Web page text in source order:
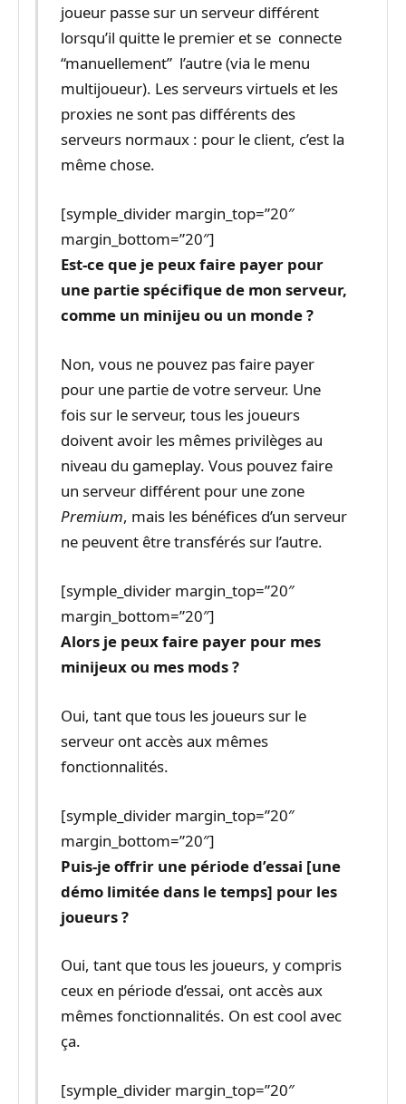
joueur passe sur un serveur différent
lorsqu’il quitte le premier et se connecte
“manuellement” l’autre (via le menu
multijoueur). Les serveurs virtuels et les
proxies ne sont pas différents des
serveurs normaux : pour le client, c’est la
même chose.
[symple_divider margin_top=”20″
margin_bottom=”20″]
Est-ce que je peux faire payer pour
une partie spécifique de mon serveur,
comme un minijeu ou un monde ?
Non, vous ne pouvez pas faire payer
pour une partie de votre serveur. Une
fois sur le serveur, tous les joueurs
doivent avoir les mêmes privilèges au
niveau du gameplay. Vous pouvez faire
un serveur différent pour une zone
Premium, mais les bénéfices d’un serveur
ne peuvent être transférés sur l’autre.
[symple_divider margin_top=”20″
margin_bottom=”20″]
Alors je peux faire payer pour mes
minijeux ou mes mods ?
Oui, tant que tous les joueurs sur le
serveur ont accès aux mêmes
fonctionnalités.
[symple_divider margin_top=”20″
margin_bottom=”20″]
Puis-je offrir une période d’essai [une
démo limitée dans le temps] pour les
joueurs ?
Oui, tant que tous les joueurs, y compris
ceux en période d’essai, ont accès aux
mêmes fonctionnalités. On est cool avec
ça.
[symple_divider margin_top=”20″